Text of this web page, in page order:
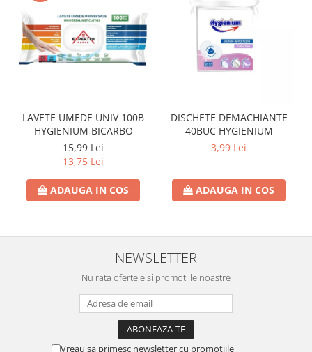
Scutece Pampers
Servetele Umede
Sampon & Balsam copii
Deodorante
Roll-On
Produse de Ras
Crema de Ras
Gel de Ras
Aparate de Ras
Adezivi & Benzi adezive
LAVETE UMEDE UNIV 100B
HYGIENIUM BICARBO
15,99 Lei
13,75 Lei
ADAUGA IN COS
DISCHETE DEMACHIANTE
40BUC HYGIENIUM
3,99 Lei
ADAUGA IN COS
NEWSLETTER
Nu rata ofertele si promotiile noastre
Vreau sa primesc newsletter cu promotiile